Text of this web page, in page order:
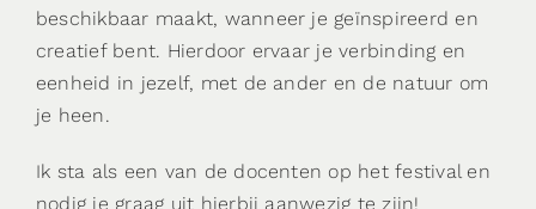
beschikbaar maakt, wanneer je geïnspireerd en
creatief bent. Hierdoor ervaar je verbinding en
eenheid in jezelf, met de ander en de natuur om
je heen.
Ik sta als een van de docenten op het festival en
nodig je graag uit hierbij aanwezig te zijn!